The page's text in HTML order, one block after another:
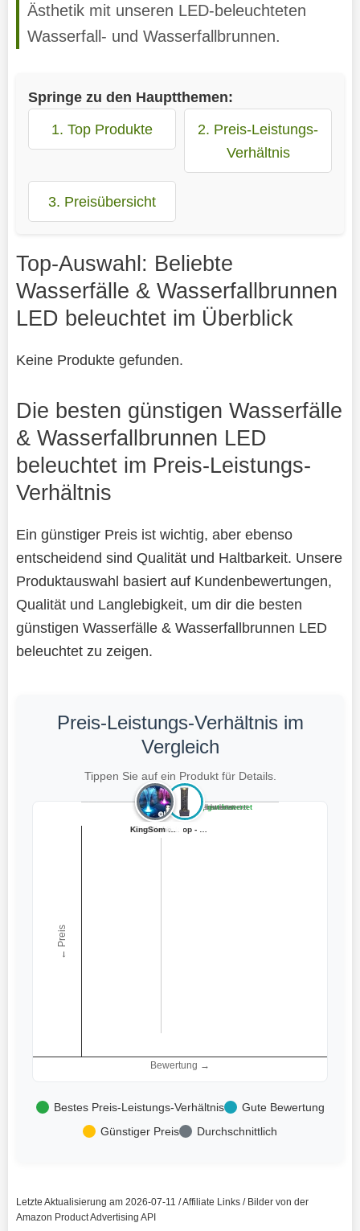
Ästhetik mit unseren LED-beleuchteten
Wasserfall- und Wasserfallbrunnen.
Springe zu den Hauptthemen:
1. Top Produkte
2. Preis-Leistungs-
Verhältnis
3. Preisübersicht
Top-Auswahl: Beliebte
Wasserfälle & Wasserfallbrunnen
LED beleuchtet im Überblick
Keine Produkte gefunden.
Die besten günstigen Wasserfälle
& Wasserfallbrunnen LED
beleuchtet im Preis-Leistungs-
Verhältnis
Ein günstiger Preis ist wichtig, aber ebenso
entscheidend sind Qualität und Haltbarkeit. Unsere
Produktauswahl basiert auf Kundenbewertungen,
Qualität und Langlebigkeit, um dir die besten
günstigen Wasserfälle & Wasserfallbrunnen LED
beleuchtet zu zeigen.
Preis-Leistungs-Verhältnis im
Vergleich
Tippen Sie auf ein Produkt für Details.
Bewertung →
← Preis
Teuer, gut bewertet
Teuer, schlecht bewertet
Preiswert, gut bewertet
Preiswert, schlecht bewertet
CISSIYOG Wasser...
KingSom 2026 Sp...
Bestes Preis-Leistungs-Verhältnis
Gute Bewertung
Günstiger Preis
Durchschnittlich
Letzte Aktualisierung am 2026-07-11 / Affiliate Links / Bilder von der
Amazon Product Advertising API